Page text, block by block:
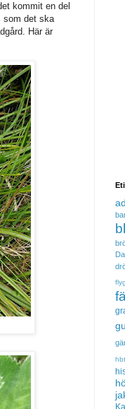
kommit en del
som det ska
Här är